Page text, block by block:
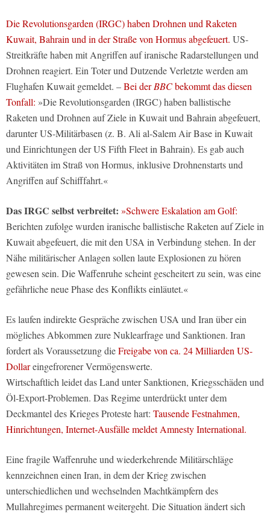
Die Revolutionsgarden (IRGC) haben Drohnen und Raketen
Kuwait, Bahrain und in der Straße von Hormus abgefeuert. US-
Streitkräfte haben mit Angriffen auf iranische Radarstellungen und
Drohnen reagiert. Ein Toter und Dutzende Verletzte werden am
Flughafen Kuwait gemeldet. –Bei derBBCbekommt das diesen
Tonfall: »Die Revolutionsgarden (IRGC) haben ballistische
Raketen und Drohnen auf Ziele in Kuwait und Bahrain abgefeuert,
darunter US-Militärbasen (z. B. Ali al-Salem Air Base in Kuwait
und Einrichtungen der US Fifth Fleet in Bahrain). Es gab auch
Aktivitäten im Straß von Hormus, inklusive Drohnenstarts und
Angriffen auf Schifffahrt.«
Das IRGC selbst verbreitet: »Schwere Eskalation am Golf:
Berichten zufolge wurden iranische ballistische Raketen auf Ziele in
Kuwait abgefeuert, die mit den USA in Verbindung stehen. In der
Nähe militärischer Anlagen sollen laute Explosionen zu hören
gewesen sein. Die Waffenruhe scheint gescheitert zu sein, was eine
gefährliche neue Phase des Konflikts einläutet.«
Es laufen indirekte Gespräche zwischen USA und Iran über ein
mögliches Abkommen zure Nuklearfrage und Sanktionen. Iran
fordert als Voraussetzung dieFreigabe von ca. 24 Milliarden US-
Dollareingefrorener Vermögenswerte.
Wirtschaftlich leidet das Land unter Sanktionen, Kriegsschäden und
Öl-Export-Problemen. Das Regime unterdrückt unter dem
Deckmantel des Krieges Proteste hart: Tausende Festnahmen,
Hinrichtungen, Internet-Ausfälle meldet Amnesty International.
Eine fragile Waffenruhe und wiederkehrende Militärschläge
kennzeichnen einen Iran, in dem der Krieg zwischen
unterschiedlichen und wechselnden Machtkämpfern des
Mullahregimes permanent weitergeht. Die Situation ändert sich